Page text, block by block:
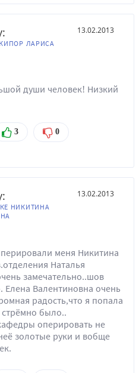
ЛАРИСА
13.02.2013
души человек! Низкий
3 0
НИКИТИНА
13.02.2013
меня Никитина
Наталья
замечательно..шов
Елена Валентиновна очень
радость,что я попала
было..
оперировать не
золотые руки и вобще